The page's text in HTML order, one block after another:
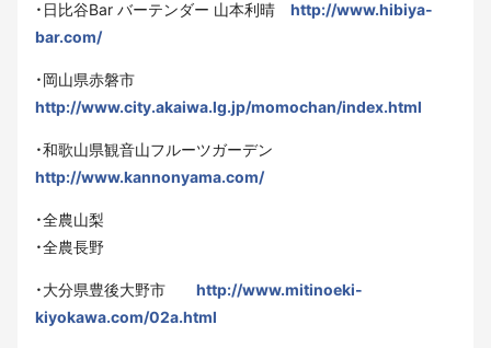
・日比谷Bar バーテンダー 山本利晴 http://www.hibiya-
bar.com/
・岡山県赤磐市
http://www.city.akaiwa.lg.jp/momochan/index.html
・和歌山県観音山フルーツガーデン
http://www.kannonyama.com/
・全農山梨
・全農長野
・大分県豊後大野市 http://www.mitinoeki-
kiyokawa.com/02a.html